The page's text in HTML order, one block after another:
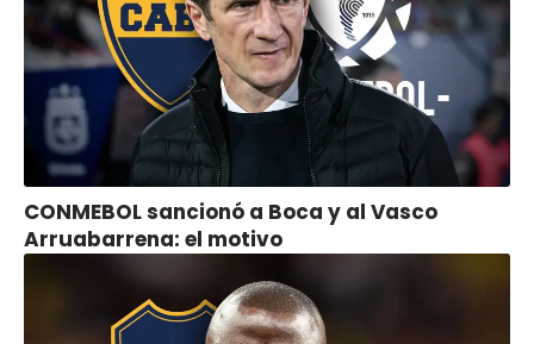
CONMEBOL sancionó a Boca y al Vasco
Arruabarrena: el motivo